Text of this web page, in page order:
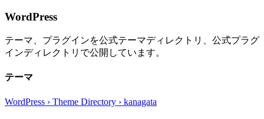
WordPress
テーマ、プラグインを公式テーマディレクトリ、公式プラグ
インディレクトリで公開しています。
テーマ
WordPress › Theme Directory › kanagata